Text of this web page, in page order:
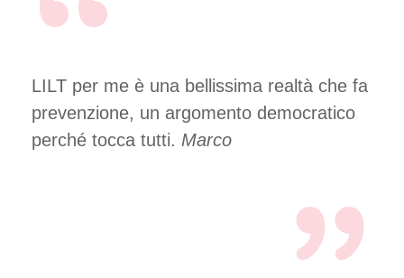
LILT per me è una bellissima realtà che fa
prevenzione, un argomento democratico
perché tocca tutti. Marco